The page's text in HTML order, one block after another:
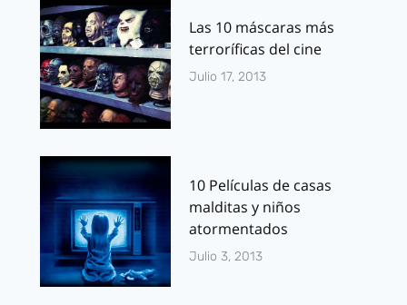
Las 10 máscaras más
terroríficas del cine
Julio 17, 2013
10 Películas de casas
malditas y niños
atormentados
Julio 3, 2013